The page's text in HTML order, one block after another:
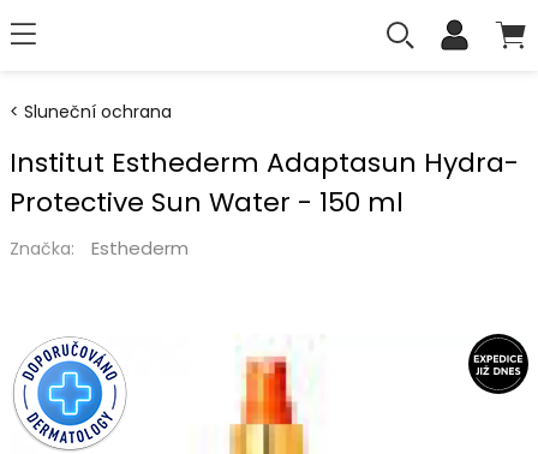
Sluneční ochrana
Institut Esthederm Adaptasun Hydra-
Protective Sun Water - 150 ml
Značka: Esthederm